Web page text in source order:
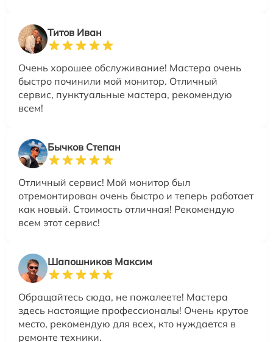
Титов Иван
Очень хорошее обслуживание! Мастера очень
быстро починили мой монитор. Отличный
сервис, пунктуальные мастера, рекомендую
всем!
Бычков Степан
Отличный сервис! Мой монитор был
отремонтирован очень быстро и теперь работает
как новый. Стоимость отличная! Рекомендую
всем этот сервис!
Шапошников Максим
Обращайтесь сюда, не пожалеете! Мастера
здесь настоящие профессионалы! Очень крутое
место, рекомендую для всех, кто нуждается в
ремонте техники.